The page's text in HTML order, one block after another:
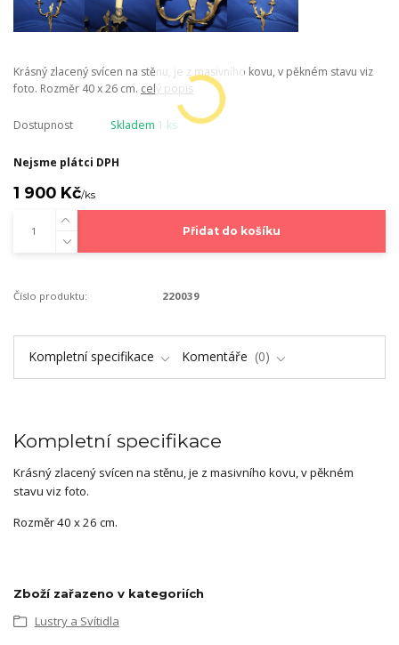
Krásný zlacený svícen na stěnu, je z masivního kovu, v pěkném stavu viz
foto. Rozměr 40 x 26 cm. celý popis
Dostupnost Skladem 1 ks
Nejsme plátci DPH
1 900 Kč/ks
Přidat do košíku
Číslo produktu: 220039
Kompletní specifikace Komentáře 0
Kompletní specifikace
Krásný zlacený svícen na stěnu, je z masivního kovu, v pěkném
stavu viz foto.
Rozměr 40 x 26 cm.
Zboží zařazeno v kategoriích
Lustry a Svítidla